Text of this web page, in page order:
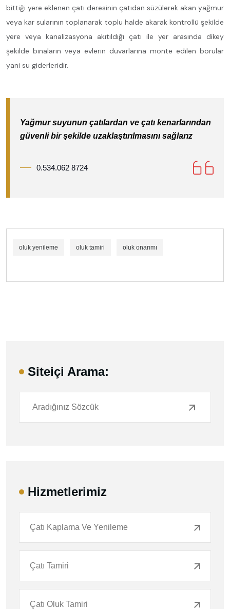
bittiği yere eklenen çatı deresinin çatıdan süzülerek akan yağmur
veya kar sularının toplanarak toplu halde akarak kontrollü şekilde
yere veya kanalizasyona akıtıldığı çatı ile yer arasında dikey
şekilde binaların veya evlerin duvarlarına monte edilen borular
yani su giderleridir.
Yağmur suyunun çatılardan ve çatı kenarlarından
güvenli bir şekilde uzaklaştırılmasını sağlarız
0.534.062 8724
oluk yenileme oluk tamiri oluk onarımı
Siteiçi Arama:
Hizmetlerimiz
Çatı Kaplama Ve Yenileme
Çatı Tamiri
Çatı Oluk Tamiri